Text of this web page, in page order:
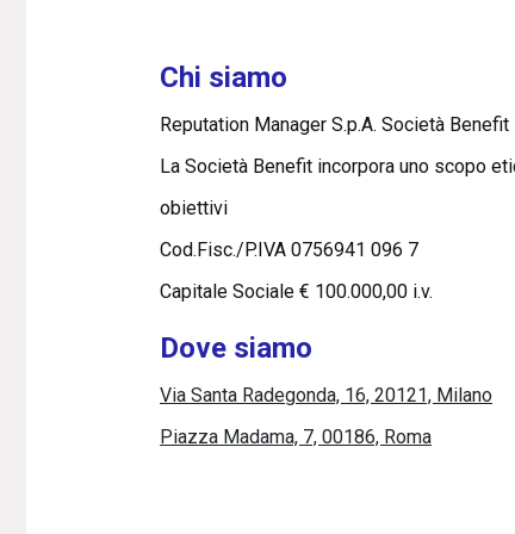
Chi siamo
Reputation Manager S.p.A. Società Benefit
La Società Benefit incorpora uno scopo
obiettivi
Cod.Fisc./P.IVA 0756941 096 7
Capitale Sociale € 100.000,00 i.v.
Dove siamo
Via Santa Radegonda, 16, 20121, Milano
Piazza Madama, 7, 00186, Roma